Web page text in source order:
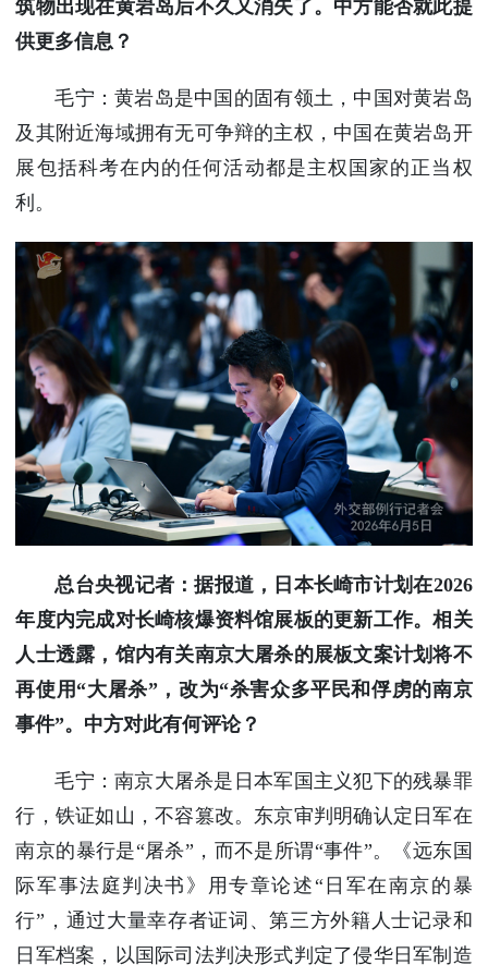
筑物出现在黄岩岛后不久又消失了。中方能否就此提
供更多信息？
毛宁：黄岩岛是中国的固有领土，中国对黄岩岛
及其附近海域拥有无可争辩的主权，中国在黄岩岛开
展包括科考在内的任何活动都是主权国家的正当权
利。
总台央视记者：据报道，日本长崎市计划在2026
年度内完成对长崎核爆资料馆展板的更新工作。相关
人士透露，馆内有关南京大屠杀的展板文案计划将不
再使用“大屠杀”，改为“杀害众多平民和俘虏的南京
事件”。中方对此有何评论？
毛宁：南京大屠杀是日本军国主义犯下的残暴罪
行，铁证如山，不容篡改。东京审判明确认定日军在
南京的暴行是“屠杀”，而不是所谓“事件”。《远东国
际军事法庭判决书》用专章论述“日军在南京的暴
行”，通过大量幸存者证词、第三方外籍人士记录和
日军档案，以国际司法判决形式判定了侵华日军制造